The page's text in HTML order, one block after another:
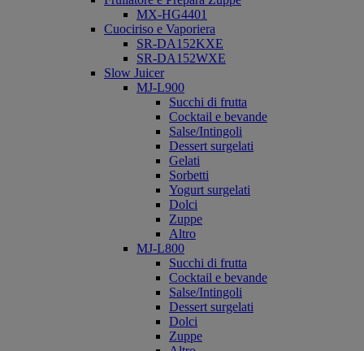
MX-HG4401
Cuociriso e Vaporiera
SR-DA152KXE
SR-DA152WXE
Slow Juicer
MJ-L900
Succhi di frutta
Cocktail e bevande
Salse/Intingoli
Dessert surgelati
Gelati
Sorbetti
Yogurt surgelati
Dolci
Zuppe
Altro
MJ-L800
Succhi di frutta
Cocktail e bevande
Salse/Intingoli
Dessert surgelati
Dolci
Zuppe